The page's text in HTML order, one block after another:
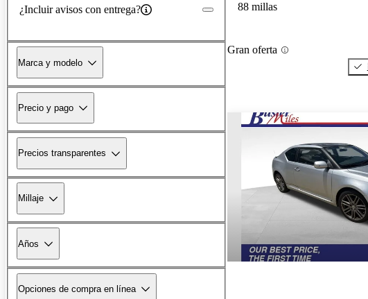
¿Incluir avisos con entrega?
Marca y modelo
Precio y pago
Precios transparentes
Millaje
Años
Opciones de compra en línea
88 millas
Gran oferta